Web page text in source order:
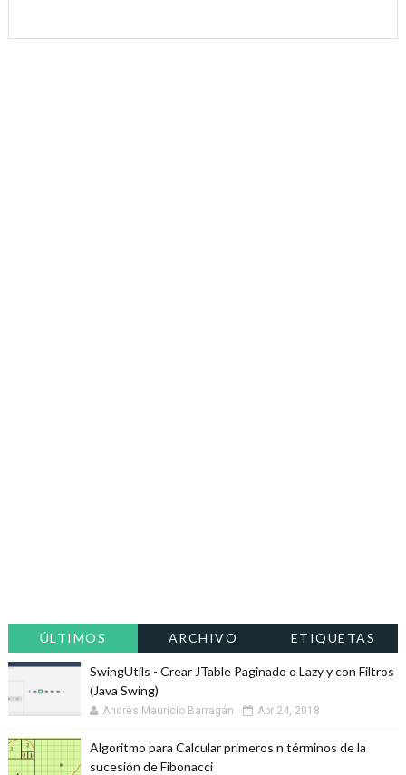
ÚLTIMOS ARCHIVO ETIQUETAS
SwingUtils - Crear JTable Paginado o Lazy y con Filtros
(Java Swing)
Andrés Mauricio Barragán Apr 24, 2018
Algoritmo para Calcular primeros n términos de la
sucesión de Fibonacci